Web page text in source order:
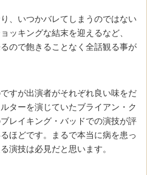
、いつかバレてしまうのではない
ッキングな結末を迎えるなど、
ので飽きることなく全話観る事が
すが出演者がそれぞれ良い味をだ
ターを演じていたブライアン・ク
レイキング・バッドでの演技が評
ほどです。まるで本当に病を患っ
演技は必見だと思います。